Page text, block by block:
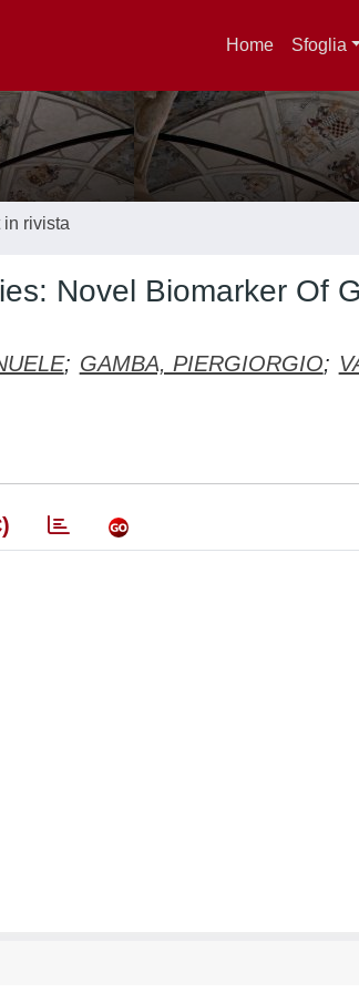
Home Sfoglia
in rivista
Novel Biomarker Of
; GAMBA, PIERGIORGIO;